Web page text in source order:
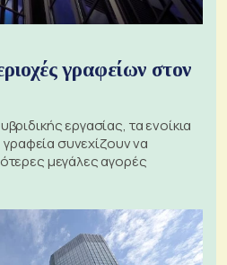
γραφείων στον
εργασίας, τα ενοίκια
συνεχίζουν να
μεγάλες αγορές